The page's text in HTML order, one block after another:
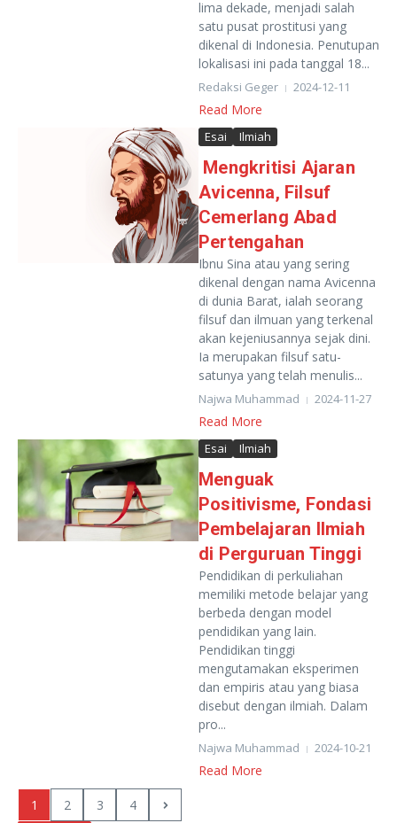
lima dekade, menjadi salah
satu pusat prostitusi yang
dikenal di Indonesia. Penutupan
lokalisasi ini pada tanggal 18...
Redaksi Geger 2024-12-11
Read More
Esai Ilmiah
Mengkritisi Ajaran
Avicenna, Filsuf
Cemerlang Abad
Pertengahan
Ibnu Sina atau yang sering
dikenal dengan nama Avicenna
di dunia Barat, ialah seorang
filsuf dan ilmuan yang terkenal
akan kejeniusannya sejak dini.
Ia merupakan filsuf satu-
satunya yang telah menulis...
Najwa Muhammad 2024-11-27
Read More
Esai Ilmiah
Menguak
Positivisme, Fondasi
Pembelajaran Ilmiah
di Perguruan Tinggi
Pendidikan di perkuliahan
memiliki metode belajar yang
berbeda dengan model
pendidikan yang lain.
Pendidikan tinggi
mengutamakan eksperimen
dan empiris atau yang biasa
disebut dengan ilmiah. Dalam
pro...
Najwa Muhammad 2024-10-21
Read More
1 2 3
4